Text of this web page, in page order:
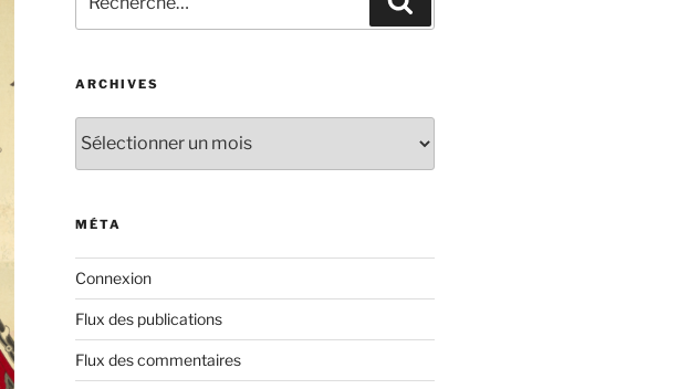
pour
:
ARCHIVES
MÉTA
Connexion
Flux des publications
Flux des commentaires